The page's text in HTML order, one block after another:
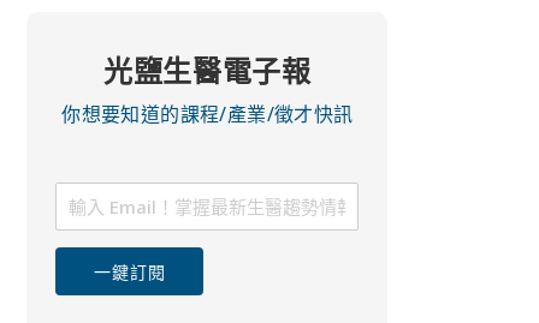
光鹽生醫電子報
你想要知道的課程/產業/徵才快訊
一鍵訂閱